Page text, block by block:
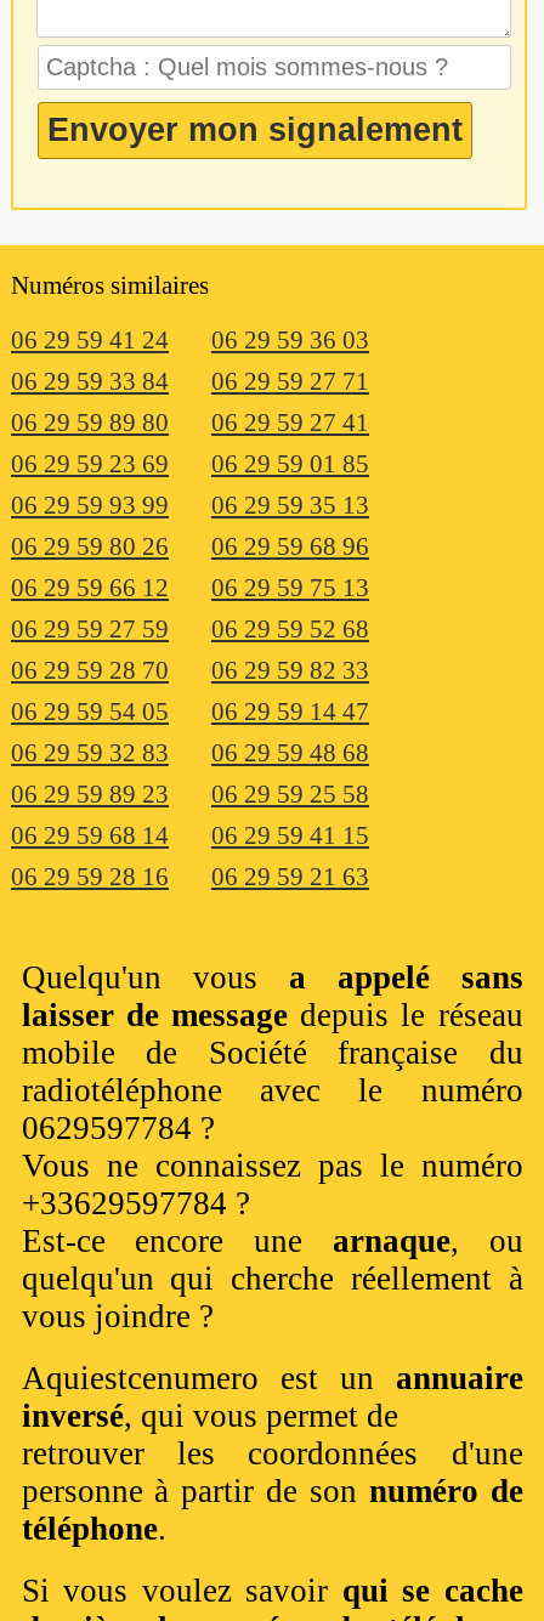
Numéros similaires
06 29 59 41 24
06 29 59 36 03
06 29 59 33 84
06 29 59 27 71
06 29 59 89 80
06 29 59 27 41
06 29 59 23 69
06 29 59 01 85
06 29 59 93 99
06 29 59 35 13
06 29 59 80 26
06 29 59 68 96
06 29 59 66 12
06 29 59 75 13
06 29 59 27 59
06 29 59 52 68
06 29 59 28 70
06 29 59 82 33
06 29 59 54 05
06 29 59 14 47
06 29 59 32 83
06 29 59 48 68
06 29 59 89 23
06 29 59 25 58
06 29 59 68 14
06 29 59 41 15
06 29 59 28 16
06 29 59 21 63
Quelqu'un vous a appelé sans
laisser de messagedepuis le réseau
mobile de Société française du
radiotéléphone avec le numéro
0629597784 ?
Vous ne connaissez pas le numéro
+33629597784 ?
Est-ce encore une arnaque, ou
quelqu'un qui cherche réellement à
vous joindre ?
Aquiestcenumero est un annuaire
inversé, qui vous permet de
retrouver les coordonnées d'une
personne à partir de son numéro de
téléphone.
Si vous voulez savoir qui se cache